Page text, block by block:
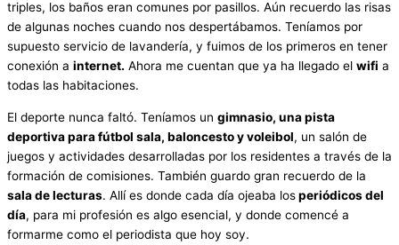
triples, los baños eran comunes por pasillos. Aún recuerdo las risas
de algunas noches cuando nos despertábamos. Teníamos por
supuesto servicio de lavandería, y fuimos de los primeros en tener
conexión a internet. Ahora me cuentan que ya ha llegado el wifi a
todas las habitaciones.
El deporte nunca faltó. Teníamos un gimnasio, una pista
deportiva para fútbol sala, baloncesto y voleibol, un salón de
juegos y actividades desarrolladas por los residentes a través de la
formación de comisiones. También guardo gran recuerdo de la
sala de lecturas. Allí es donde cada día ojeaba losperiódicos del
día, para mi profesión es algo esencial, y donde comencé a
formarme como el periodista que hoy soy.